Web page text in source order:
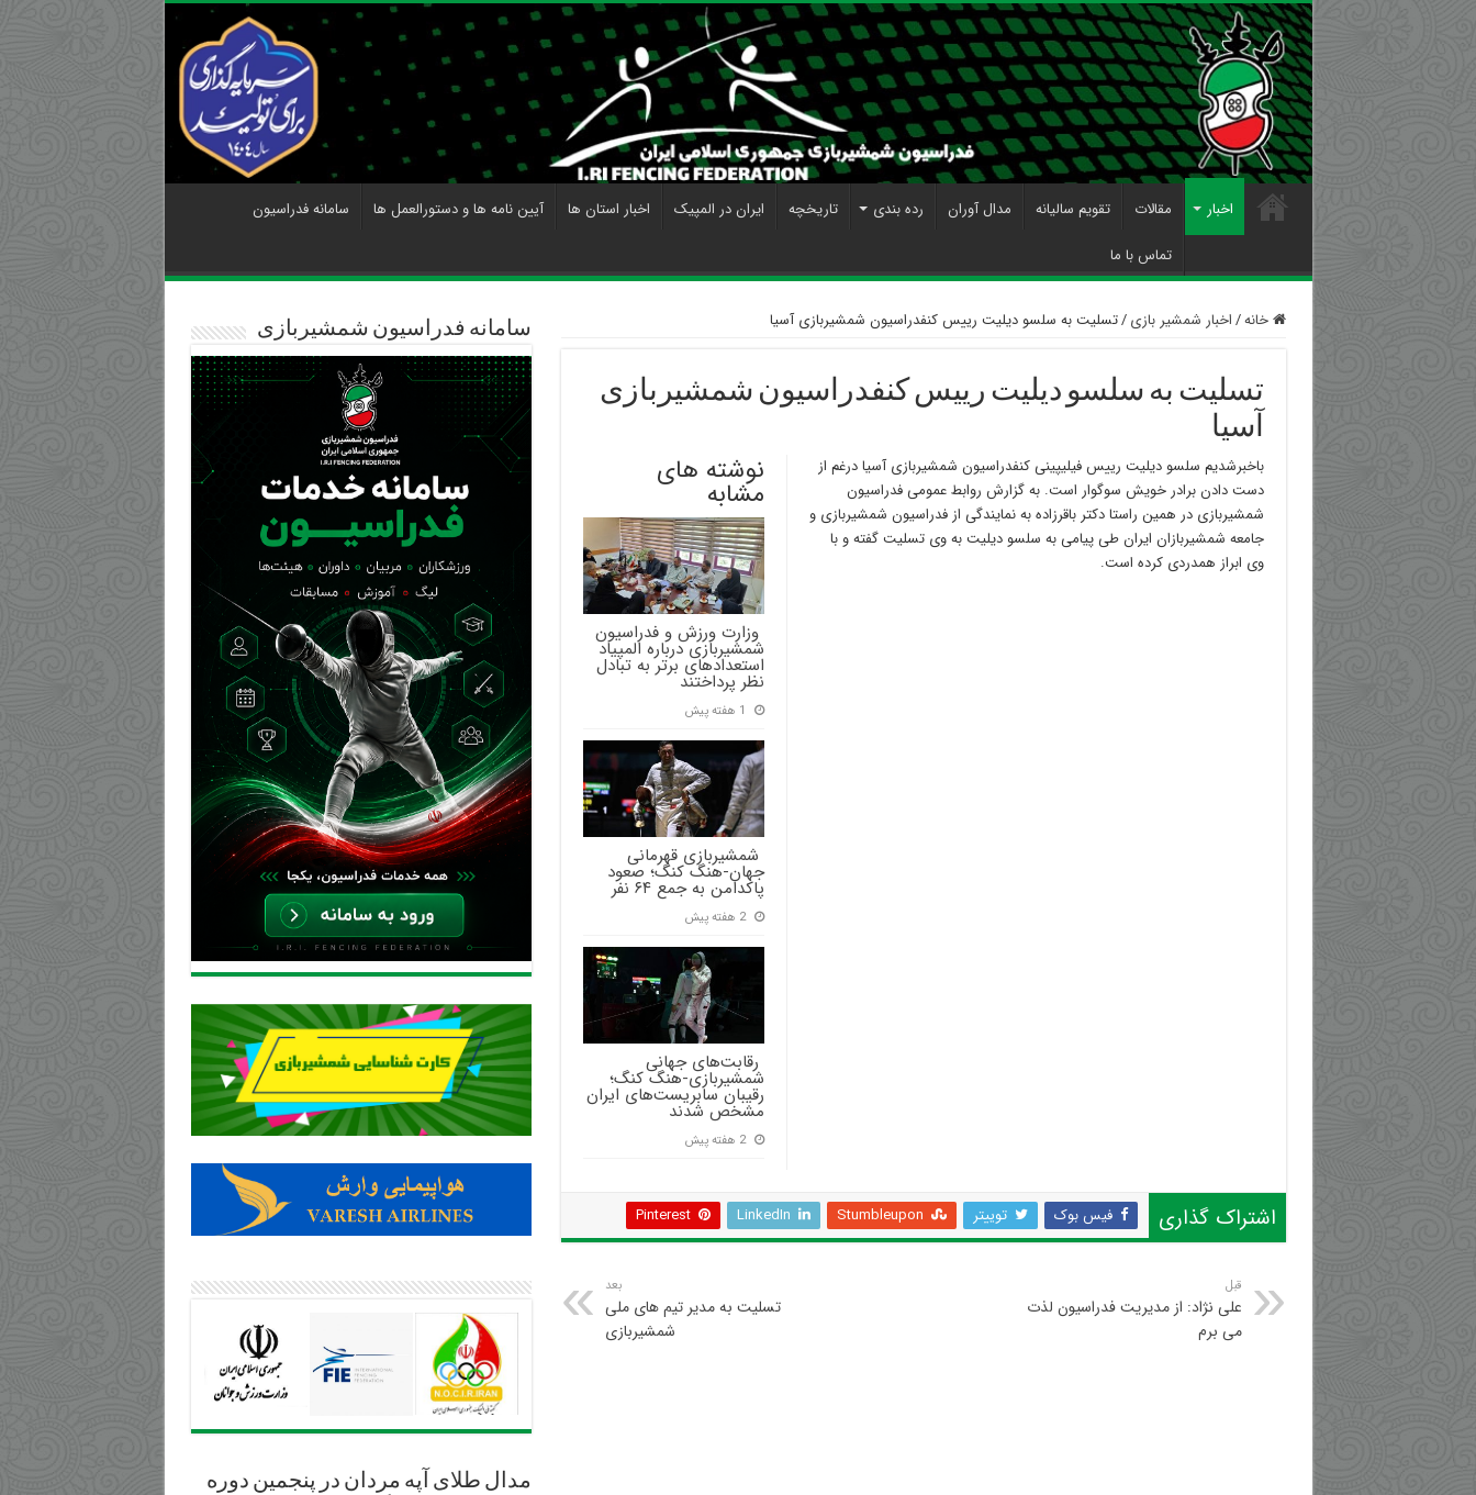
اخبار مقالات تقویم سالیانه مدال آوران رده بندی تاریخچه ایران در المپیک اخبار استان ها آیین نامه ها و دستورالعمل ها
سامانه فدراسیون
تماس با ما
خانه/اخبار شمشیر بازی /تسلیت به سلسو دیلیت رییس کنفدراسیون شمشیربازی آسیا
تسلیت به سلسو دیلیت رییس کنفدراسیون شمشیربازی
آسیا
نوشته های
مشابه
‍ وزارت ورزش و فدراسیون
شمشیربازی درباره المپیاد
استعدادهای برتر به تبادل
نظر پرداختند
1 هفته پیش
‍ شمشیربازی قهرمانی
جهان-هنگ کنگ؛ صعود
پاکدامن به جمع ۶۴ نفر
2 هفته پیش
‍ رقابت‌های جهانی
شمشیربازی-هنگ کنگ؛
رقیبان سابریست‌های ایران
مشخص شدند
2 هفته پیش
باخبرشدیم سلسو دیلیت رییس فیلیپینی کنفدراسیون شمشیربازی آسیا درغم از
دست دادن برادر خویش سوگوار است. به گزارش روابط عمومی فدراسیون
شمشیربازی در همین راستا دکتر باقرزاده به نمایندگی از فدراسیون شمشیربازی و
جامعه شمشیربازان ایران طی پیامی به سلسو دیلیت به وی تسلیت گفته و با
وی ابراز همدردی کرده است.
اشتراک گذاری فیس بوک توییتر Stumbleupon
LinkedIn
Pinterest
قبل
علی نژاد: از مدیریت فدراسیون لذت
می برم
بعد
تسلیت به مدیر تیم های ملی
شمشیربازی
سامانه فدراسیون شمشیربازی
مدال طلای آپه مردان در پنجمین دوره